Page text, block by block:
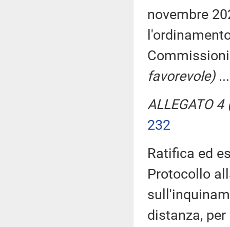
novembre
favorevole)
ALLEGATO
232
Ratifica ed
Protocollo
distanza,